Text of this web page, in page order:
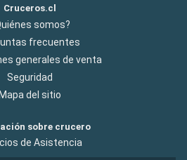
Cruceros.cl
somos?
frecuentes
generales de venta
Seguridad
del sitio
sobre crucero
de Asistencia